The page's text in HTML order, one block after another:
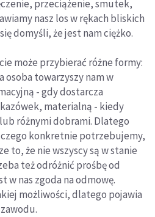
przeciążenie, smutek,
nasz los w rękach bliskich
domyśli, że jest nam ciężko.
może przybierać różne formy:
towarzyszy nam w
- gdy dostarcza
materialną - kiedy
różnymi dobrami. Dlatego
konkretnie potrzebujemy,
to, że nie wszyscy są w stanie
też odróżnić prośbę od
w nas zgoda na odmowę.
możliwości, dlatego pojawia